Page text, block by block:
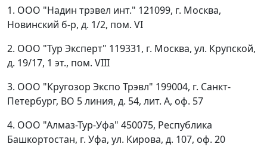
1. ООО "Надин трэвел инт." 121099, г. Москва,
Новинский б-р, д. 1/2, пом. VI
2. ООО "Тур Эксперт" 119331, г. Москва, ул. Крупской,
д. 19/17, 1 эт., пом. VIII
3. ООО "Кругозор Экспо Трэвл" 199004, г. Санкт-
Петербург, ВО 5 линия, д. 54, лит. А, оф. 57
4. ООО "Алмаз-Тур-Уфа" 450075, Республика
Башкортостан, г. Уфа, ул. Кирова, д. 107, оф. 20